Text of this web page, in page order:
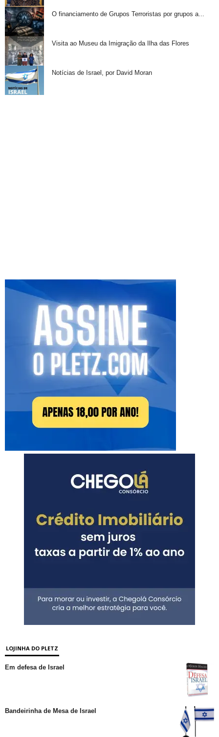
O financiamento de Grupos Terroristas por grupos a...
Visita ao Museu da Imigração da Ilha das Flores
Notícias de Israel, por David Moran
LOJINHA DO PLETZ
Em defesa de Israel
Bandeirinha de Mesa de Israel